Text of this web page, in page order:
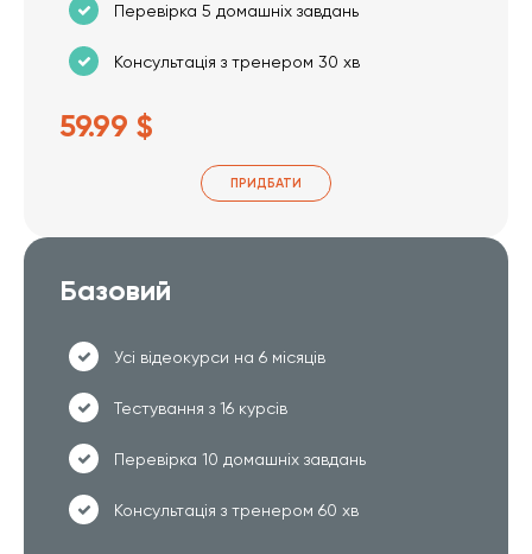
Перевірка 5 домашніх завдань
Консультація з тренером 30 хв
59.99 $
ПРИДБАТИ
Базовий
Усі відеокурси на 6 місяців
Тестування з 16 курсів
Перевірка 10 домашніх завдань
Консультація з тренером 60 хв